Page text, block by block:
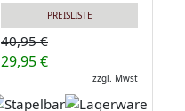
PREISLISTE
40,95 €
29,95 €
zzgl. Mwst